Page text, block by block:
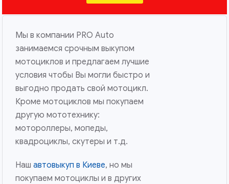
Мы в компании PRO Auto
занимаемся срочным выкупом
мотоциклов и предлагаем лучшие
условия чтобы Вы могли быстро и
выгодно продать свой мотоцикл.
Кроме мотоциклов мы покупаем
другую мототехнику:
мотороллеры, мопеды,
квадроциклы, скутеры и т.д.
Нашавтовыкуп в Киеве, но мы
покупаем мотоциклы и в других